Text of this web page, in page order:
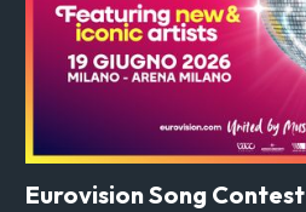
Eurovision Song Contest